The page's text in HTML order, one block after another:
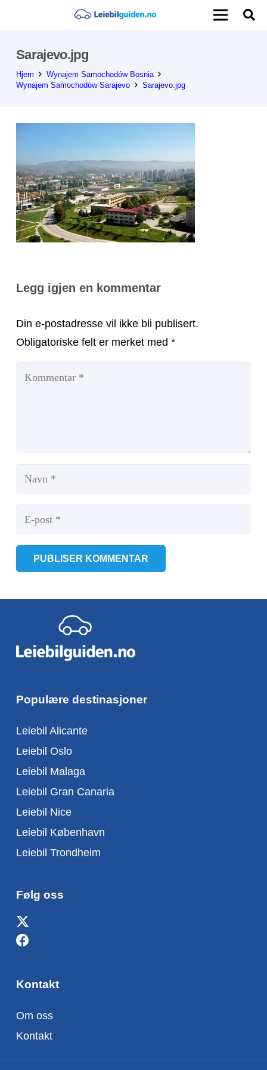
Sarajevo.jpg
Hjem
Wynajem Samochodów Bosnia
Wynajem Samochodów Sarajevo
Sarajevo.jpg
Legg igjen en kommentar
Din e-postadresse vil ikke bli publisert.
Obligatoriske felt er merket med *
PUBLISER KOMMENTAR
Populære destinasjoner
Leiebil Alicante
Leiebil Oslo
Leiebil Malaga
Leiebil Gran Canaria
Leiebil Nice
Leiebil København
Leiebil Trondheim
Følg oss
Kontakt
Om oss
Kontakt